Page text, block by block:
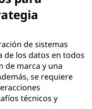
de sistemas
de los datos en todos
de marca y una
se requiere
técnicos y